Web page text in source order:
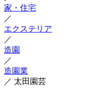
家・住宅
／
エクステリア
／
造園
／
造園業
／ 太田園芸